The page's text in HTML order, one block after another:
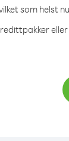
som helst